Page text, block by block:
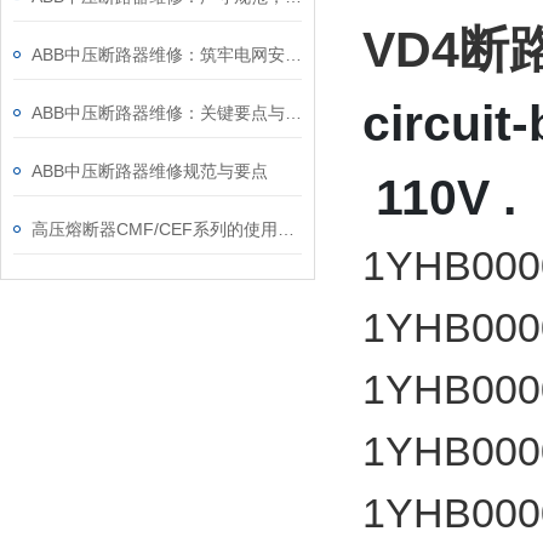
ABB中压断路器维修规范与要点
VD4断
circuit-
110V .